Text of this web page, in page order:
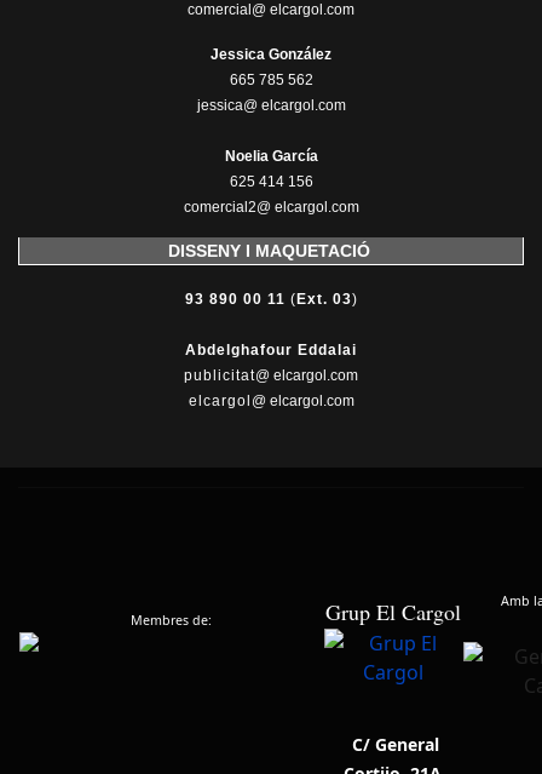
comercial@ elcargol.com
Jessica González
665 785 562
jessica@ elcargol.com
Noelia García
625 414 156
comercial2@ elcargol.com
DISSENY I MAQUETACIÓ
93 890 00 11 ( Ext. 03)
Abdelghafour Eddalai
publicitat@ elcargol.com
elcargol @ elcargol.com
Membres de: Grup El Cargol Amb
C/ General